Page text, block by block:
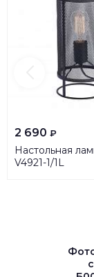
2 690 ₽
Настольная
V4921-1/1L